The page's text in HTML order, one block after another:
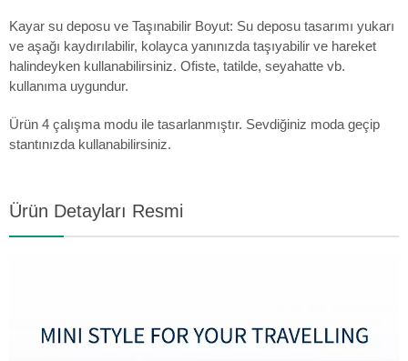
Kayar su deposu ve Taşınabilir Boyut: Su deposu tasarımı yukarı
ve aşağı kaydırılabilir, kolayca yanınızda taşıyabilir ve hareket
halindeyken kullanabilirsiniz. Ofiste, tatilde, seyahatte vb.
kullanıma uygundur.
Ürün 4 çalışma modu ile tasarlanmıştır. Sevdiğiniz moda geçip
stantınızda kullanabilirsiniz.
Ürün Detayları Resmi